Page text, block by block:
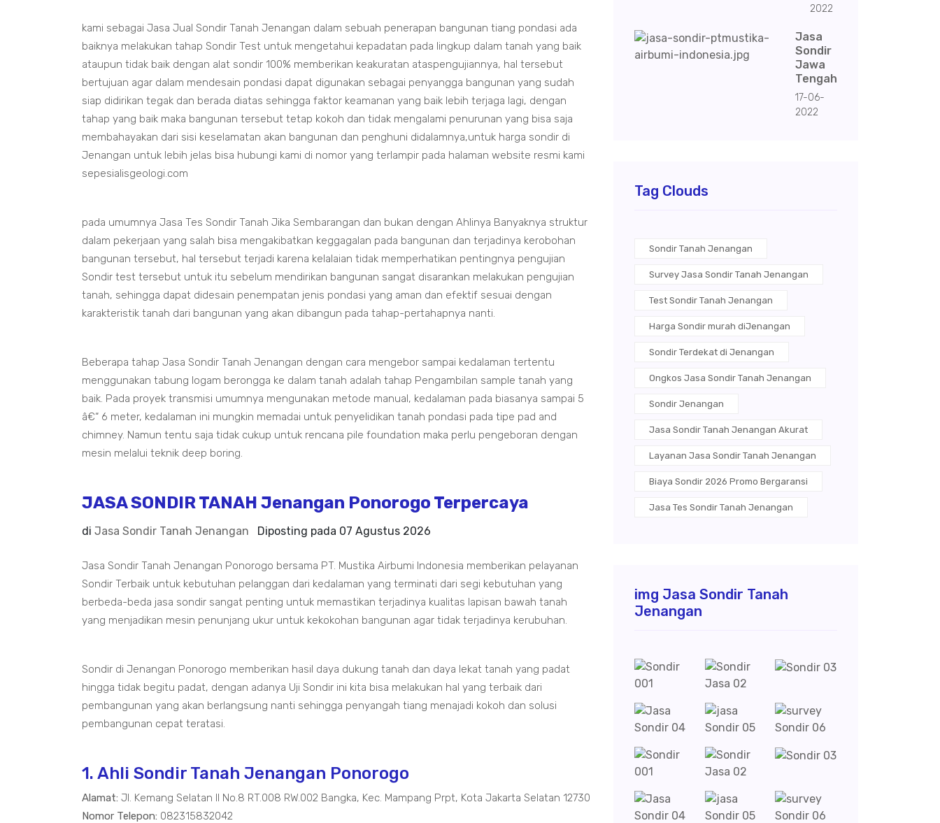
kami sebagai Jasa Jual Sondir Tanah Jenangan dalam sebuah penerapan bangunan tiang pondasi ada
baiknya melakukan tahap Sondir Test untuk mengetahui kepadatan pada lingkup dalam tanah yang baik
ataupun tidak baik dengan alat sondir 100% memberikan keakuratan ataspengujiannya, hal tersebut
bertujuan agar dalam mendesain pondasi dapat digunakan sebagai penyangga bangunan yang sudah
siap didirikan tegak dan berada diatas sehingga faktor keamanan yang baik lebih terjaga lagi, dengan
tahap yang baik maka bangunan tersebut tetap kokoh dan tidak mengalami penurunan yang bisa saja
membahayakan dari sisi keselamatan akan bangunan dan penghuni didalamnya,untuk harga sondir di
Jenangan untuk lebih jelas bisa hubungi kami di nomor yang terlampir pada halaman website resmi kami
sepesialisgeologi.com
pada umumnya Jasa Tes Sondir Tanah Jika Sembarangan dan bukan dengan Ahlinya Banyaknya struktur
dalam pekerjaan yang salah bisa mengakibatkan keggagalan pada bangunan dan terjadinya kerobohan
bangunan tersebut, hal tersebut terjadi karena kelalaian tidak memperhatikan pentingnya pengujian
Sondir test tersebut untuk itu sebelum mendirikan bangunan sangat disarankan melakukan pengujian
tanah, sehingga dapat didesain penempatan jenis pondasi yang aman dan efektif sesuai dengan
karakteristik tanah dari bangunan yang akan dibangun pada tahap-pertahapnya nanti.
Beberapa tahap Jasa Sondir Tanah Jenangan dengan cara mengebor sampai kedalaman tertentu
menggunakan tabung logam berongga ke dalam tanah adalah tahap Pengambilan sample tanah yang
baik. Pada proyek transmisi umumnya mengunakan metode manual, kedalaman pada biasanya sampai 5
â€“ 6 meter, kedalaman ini mungkin memadai untuk penyelidikan tanah pondasi pada tipe pad and
chimney. Namun tentu saja tidak cukup untuk rencana pile foundation maka perlu pengeboran dengan
mesin melalui teknik deep boring.
JASA SONDIR TANAH Jenangan Ponorogo Terpercaya
di Jasa Sondir Tanah Jenangan Diposting pada 07 Agustus 2026
Jasa Sondir Tanah Jenangan Ponorogo bersama PT. Mustika Airbumi Indonesia memberikan pelayanan
Sondir Terbaik untuk kebutuhan pelanggan dari kedalaman yang terminati dari segi kebutuhan yang
berbeda-beda jasa sondir sangat penting untuk memastikan terjadinya kualitas lapisan bawah tanah
yang menjadikan mesin penunjang ukur untuk kekokohan bangunan agar tidak terjadinya kerubuhan.
Sondir di Jenangan Ponorogo memberikan hasil daya dukung tanah dan daya lekat tanah yang padat
hingga tidak begitu padat, dengan adanya Uji Sondir ini kita bisa melakukan hal yang terbaik dari
pembangunan yang akan berlangsung nanti sehingga penyangah tiang menajadi kokoh dan solusi
pembangunan cepat teratasi.
1. Ahli Sondir Tanah Jenangan Ponorogo
Alamat: Jl. Kemang Selatan II No.8 RT.008 RW.002 Bangka, Kec. Mampang Prpt, Kota Jakarta Selatan 12730
Nomor Telepon: 082315832042
2022
Jasa
Sondir
Jawa
Tengah
17-06-
2022
Tag Clouds
Sondir Tanah Jenangan
Survey Jasa Sondir Tanah Jenangan
Test Sondir Tanah Jenangan
Harga Sondir murah diJenangan
Sondir Terdekat di Jenangan
Ongkos Jasa Sondir Tanah Jenangan
Sondir Jenangan
Jasa Sondir Tanah Jenangan Akurat
Layanan Jasa Sondir Tanah Jenangan
Biaya Sondir 2026 Promo Bergaransi
Jasa Tes Sondir Tanah Jenangan
img Jasa Sondir Tanah
Jenangan